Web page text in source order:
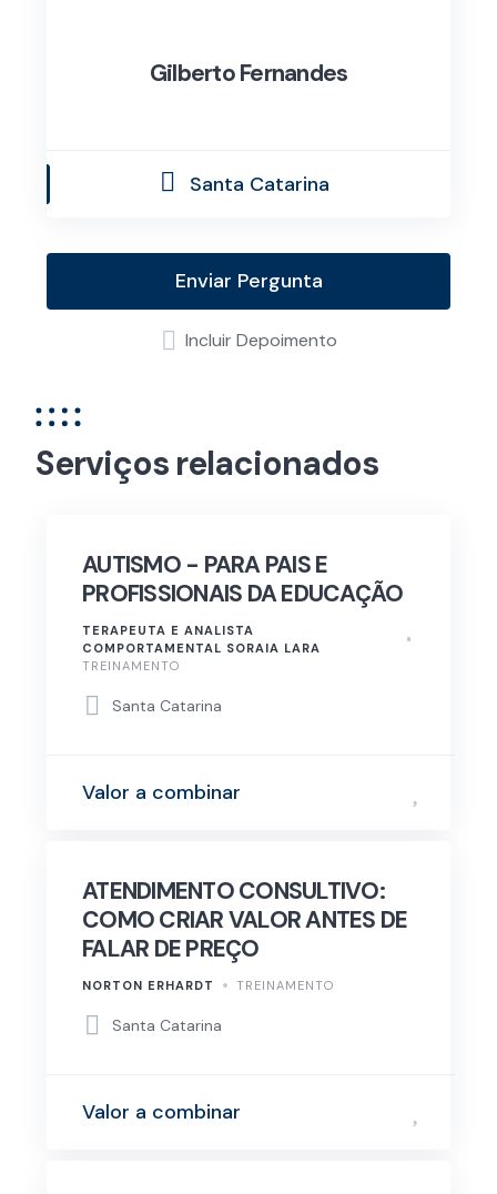
Gilberto Fernandes
Santa Catarina
Enviar Pergunta
Incluir Depoimento
Serviços relacionados
AUTISMO - PARA PAIS E
PROFISSIONAIS DA EDUCAÇÃO
TERAPEUTA E ANALISTA
COMPORTAMENTAL SORAIA LARA
TREINAMENTO
Santa Catarina
Valor a combinar
ATENDIMENTO CONSULTIVO:
COMO CRIAR VALOR ANTES DE
FALAR DE PREÇO
NORTON ERHARDT TREINAMENTO
Santa Catarina
Valor a combinar